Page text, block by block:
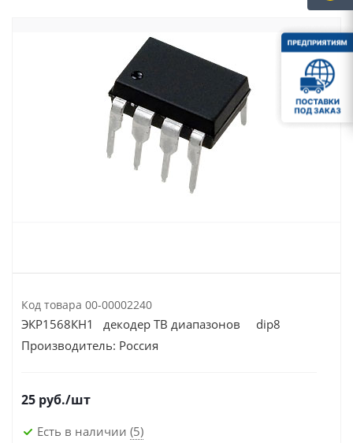
Код товара 00-00002240
ЭКР1568КН1 декодер ТВ диапазонов dip8
Производитель: Россия
25 руб./шт
Есть в наличии (5)